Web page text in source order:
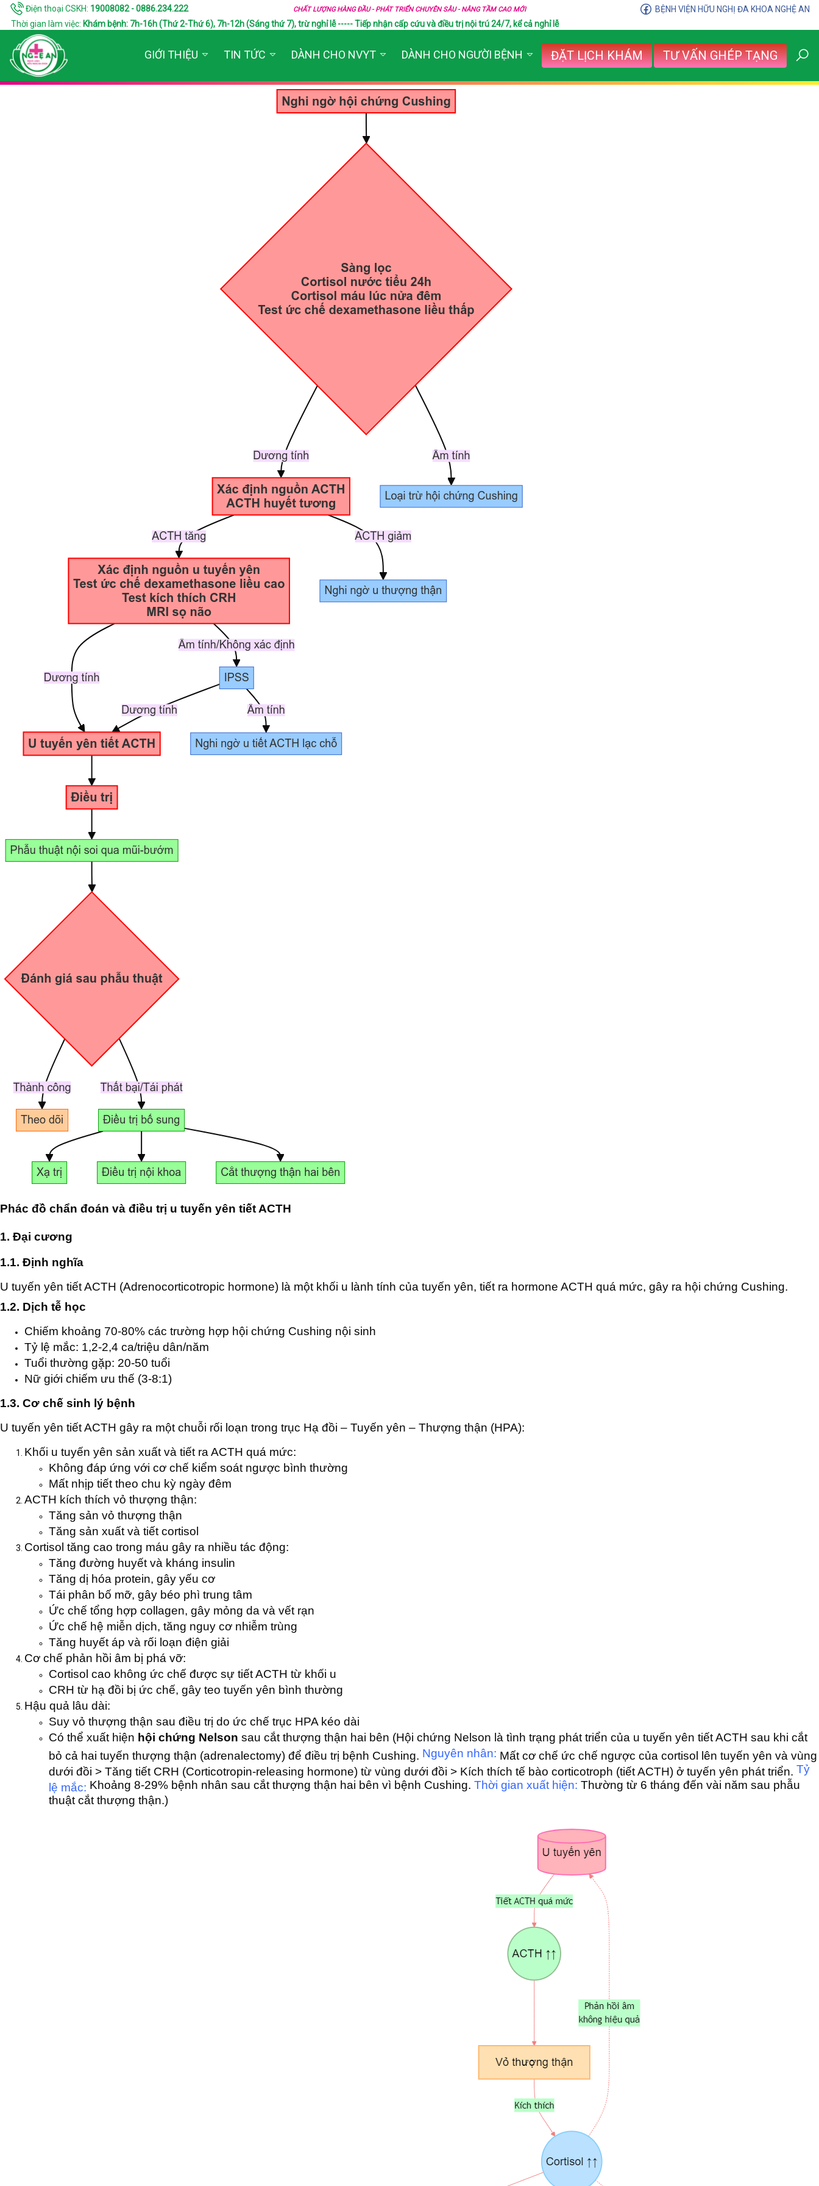
Điện thoại CSKH: 19008082 - 0886.234.222 CHẤT LƯỢNG HÀNG ĐẦU - PHÁT TRIỂN CHUYÊN SÂU - NÂNG TẦM CAO MỚI
BỆNH VIỆN HỮU NGHỊ ĐA KHOA NGHỆ AN
Thời gian làm việc: Khám bệnh: 7h-16h (Thứ 2-Thứ 6), 7h-12h (Sáng thứ 7), trừ nghỉ lễ ----- Tiếp nhận cấp cứu và điều trị nội trú 24/7, kể cả nghỉ lễ
GIỚI THIỆU TIN TỨC DÀNH CHO NVYT DÀNH CHO NGƯỜI BỆNH ĐẶT LỊCH KHÁM TƯ VẤN GHÉP TẠNG
Phác đồ chẩn đoán và điều trị u tuyến yên tiết ACTH
1. Đại cương
1.1. Định nghĩa
U tuyến yên tiết ACTH (Adrenocorticotropic hormone) là một khối u lành tính của tuyến yên, tiết ra hormone ACTH quá mức, gây ra hội chứng Cushing.
1.2. Dịch tễ học
Chiếm khoảng 70-80% các trường hợp hội chứng Cushing nội sinh
Tỷ lệ mắc: 1,2-2,4 ca/triệu dân/năm
Tuổi thường gặp: 20-50 tuổi
Nữ giới chiếm ưu thế (3-8:1)
1.3. Cơ chế sinh lý bệnh
U tuyến yên tiết ACTH gây ra một chuỗi rối loạn trong trục Hạ đồi – Tuyến yên – Thượng thận (HPA):
Khối u tuyến yên sản xuất và tiết ra ACTH quá mức:
Không đáp ứng với cơ chế kiểm soát ngược bình thường
Mất nhịp tiết theo chu kỳ ngày đêm
ACTH kích thích vỏ thượng thận:
Tăng sản vỏ thượng thận
Tăng sản xuất và tiết cortisol
Cortisol tăng cao trong máu gây ra nhiều tác động:
Tăng đường huyết và kháng insulin
Tăng dị hóa protein, gây yếu cơ
Tái phân bố mỡ, gây béo phì trung tâm
Ức chế tổng hợp collagen, gây mỏng da và vết rạn
Ức chế hệ miễn dịch, tăng nguy cơ nhiễm trùng
Tăng huyết áp và rối loạn điện giải
Cơ chế phản hồi âm bị phá vỡ:
Cortisol cao không ức chế được sự tiết ACTH từ khối u
CRH từ hạ đồi bị ức chế, gây teo tuyến yên bình thường
Hậu quả lâu dài:
Suy vỏ thượng thận sau điều trị do ức chế trục HPA kéo dài
Có thể xuất hiện hội chứng Nelson sau cắt thượng thận hai bên (Hội chứng Nelson là tình trạng phát triển của u tuyến yên tiết ACTH sau khi cắt
bỏ cả hai tuyến thượng thận (adrenalectomy) để điều trị bệnh Cushing. Nguyên nhân: Mất cơ chế ức chế ngược của cortisol lên tuyến yên và vùng
dưới đồi > Tăng tiết CRH (Corticotropin-releasing hormone) từ vùng dưới đồi > Kích thích tế bào corticotroph (tiết ACTH) ở tuyến yên phát triển. Tỷ
lệ mắc: Khoảng 8-29% bệnh nhân sau cắt thượng thận hai bên vì bệnh Cushing. Thời gian xuất hiện: Thường từ 6 tháng đến vài năm sau phẫu
thuật cắt thượng thận.)